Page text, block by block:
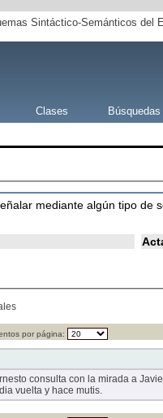
Sintáctico-Semánticos del
Clases
mediante algún tipo de
por página:
consulta con la mirada a
vuelta y hace mutis.